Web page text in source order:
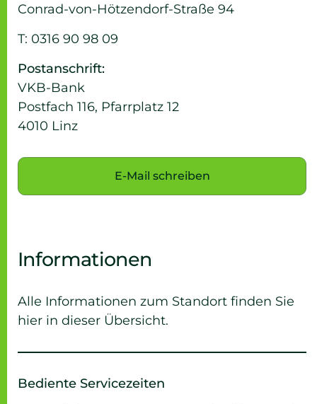
Conrad-von-Hötzendorf-Straße 94
T: 0316 90 98 09
Postanschrift:
VKB-Bank
Postfach 116, Pfarrplatz 12
4010 Linz
E-Mail schreiben
Informationen
Alle Informationen zum Standort finden Sie
hier in dieser Übersicht.
Bediente Servicezeiten